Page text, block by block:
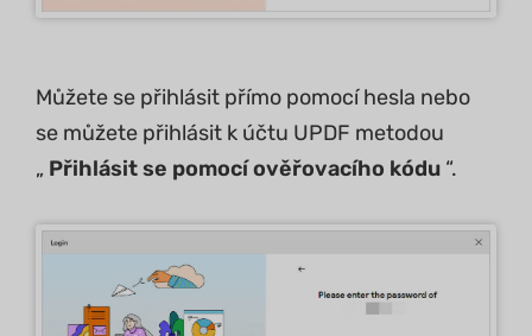
Můžete se přihlásit přímo pomocí hesla nebo
se můžete přihlásit k účtu UPDF metodou
„ Přihlásit se pomocí ověřovacího kódu “.